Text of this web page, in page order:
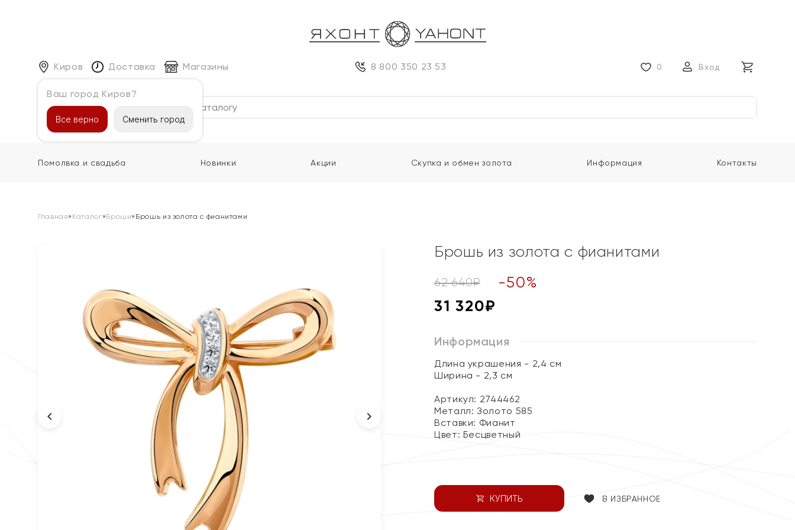
Киров
Ваш город Киров?
Все верно Сменить город
Доставка Магазины 8 800 350 23 53 0 Вход
Каталог
Помолвка и свадьба Новинки Акции Скупка и обмен золота Информация Контакты
Главная» Каталог»Броши» Брошь из золота с фианитами
Брошь из золота с фианитами
62 640₽ -50%
31 320₽
Информация
Длина украшения - 2,4 см
Ширина - 2,3 см
Артикул: 2744462
Металл:Золото 585
Вставки: Фианит
Цвет: Бесцветный
КУПИТЬ В ИЗБРАННОЕ